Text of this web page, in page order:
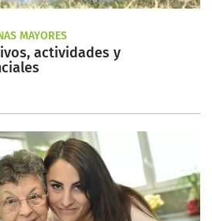
MAYORES
actividades y